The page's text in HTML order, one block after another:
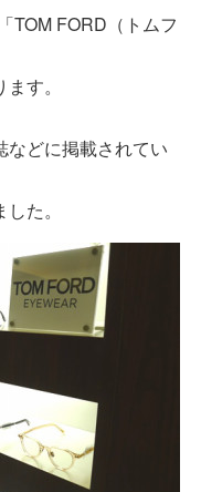
TOM FORD（トムフ
す。
などに掲載されてい
た。